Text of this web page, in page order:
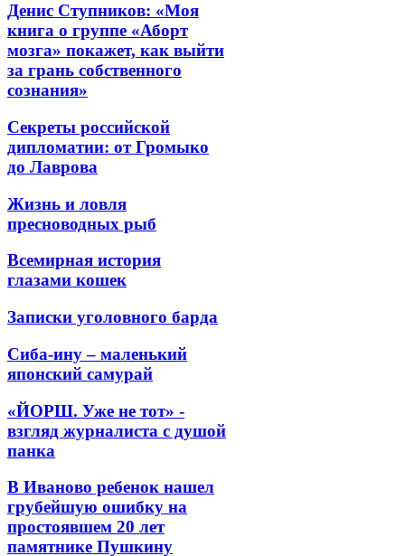
Денис Ступников: «Моя
книга о группе «Аборт
мозга» покажет, как выйти
за грань собственного
сознания»
Секреты российской
дипломатии: от Громыко
до Лаврова
Жизнь и ловля
пресноводных рыб
Всемирная история
глазами кошек
Записки уголовного барда
Сиба-ину – маленький
японский самурай
«ЙОРШ. Уже не тот» -
взгляд журналиста с душой
панка
В Иваново ребенок нашел
грубейшую ошибку на
простоявшем 20 лет
памятнике Пушкину